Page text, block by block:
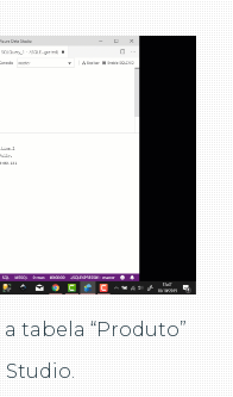
tabela “Produto”
Studio.